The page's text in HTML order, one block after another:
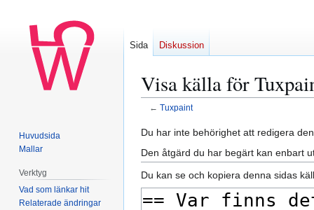
Visa källa för
← Tuxpaint
Hoppa
till
navigering
Hoppa
till
sök
Du har inte behörighet att redigera
Den åtgärd du har begärt kan enbart
Du kan se och kopiera denna sidas
Sida Diskussion
Huvudsida
Mallar
Verktyg
Vad som länkar hit
Relaterade ändringar